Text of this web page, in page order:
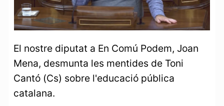
El nostre diputat a En Comú Podem, Joan
Mena, desmunta les mentides de Toni
Cantó (Cs) sobre l'educació pública
catalana.